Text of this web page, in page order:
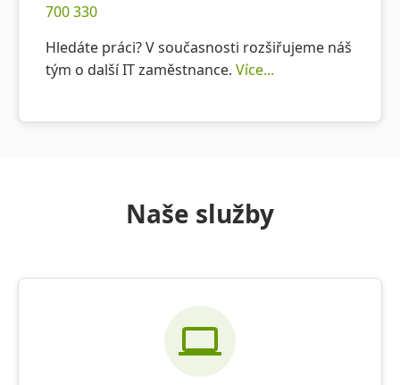
700 330
Hledáte práci? V současnosti rozšiřujeme náš
tým o další IT zaměstnance. Více...
Naše služby